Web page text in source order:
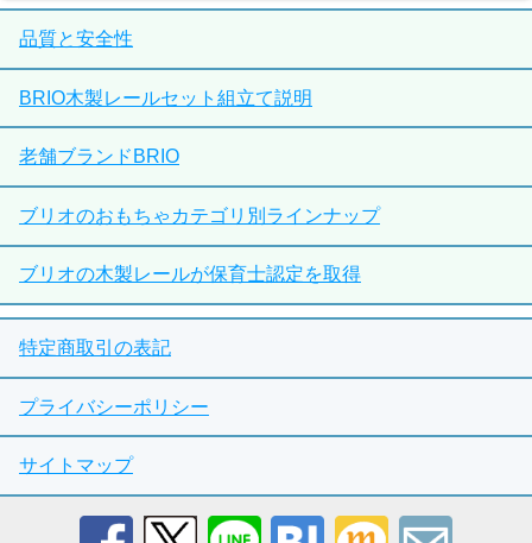
品質と安全性
BRIO木製レールセット組立て説明
老舗ブランドBRIO
ブリオのおもちゃカテゴリ別ラインナップ
ブリオの木製レールが保育士認定を取得
特定商取引の表記
プライバシーポリシー
サイトマップ